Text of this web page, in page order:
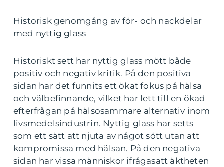
Historisk genomgång av för- och nackdelar
med nyttig glass
Historiskt sett har nyttig glass mött både
positiv och negativ kritik. På den positiva
sidan har det funnits ett ökat fokus på hälsa
och välbefinnande, vilket har lett till en ökad
efterfrågan på hälsosammare alternativ inom
livsmedelsindustrin. Nyttig glass har setts
som ett sätt att njuta av något sött utan att
kompromissa med hälsan. På den negativa
sidan har vissa människor ifrågasatt äktheten